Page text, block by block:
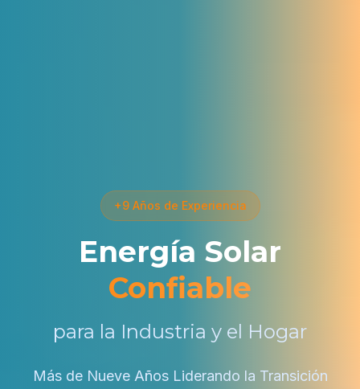
+9 Años de Experiencia
Energía Solar
Confiable
para la Industria y el Hogar
Más de Nueve Años Liderando la Transición